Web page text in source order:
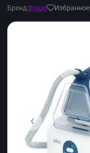
Бренд:Braun Избранное
‹